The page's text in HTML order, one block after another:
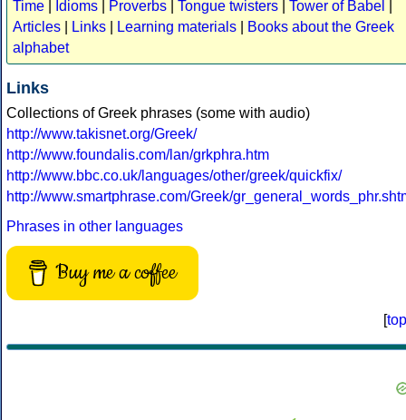
Time Idioms Proverbs Tongue twisters Tower of Babel
Articles
Links Learning materials
Books about the Greek
alphabet
Links
Collections of Greek phrases (some with audio)
http://www.takisnet.org/Greek/
http://www.foundalis.com/lan/grkphra.htm
http://www.bbc.co.uk/languages/other/greek/quickfix/
http://www.smartphrase.com/Greek/
Phrases in other languages
Buy me a coffee
[top